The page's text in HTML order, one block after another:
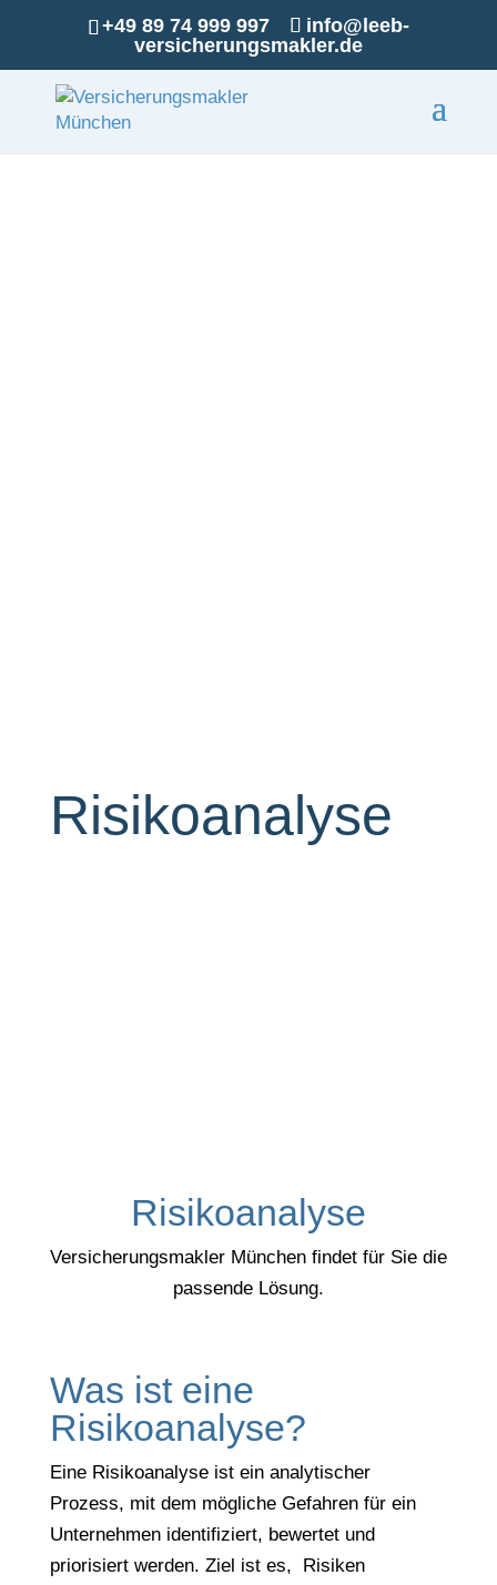
+49 89 74 999 997
info@leeb-
versicherungsmakler.de
Risikoanalyse
Risikoanalyse
Versicherungsmakler München findet für Sie die
passende Lösung.
Was ist eine
Risikoanalyse?
Eine Risikoanalyse ist ein analytischer
Prozess, mit dem mögliche Gefahren für ein
Unternehmen identifiziert, bewertet und
priorisiert werden. Ziel ist es, Risiken